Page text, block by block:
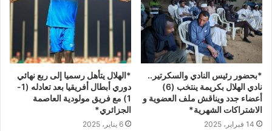
*بحضور رئيس النادي والسكرتير..
نادي الهلال بكريمة ينتخب (6)
أعضاء جدد ويناقش ملف العضوية و
الاشتراكات الشهرية*
14 فبراير، 2025
*الهلال يتأهل رسميا إلى ربع نهائي
دوري أبطال أفريقيا بعد تعادله (1-
1) مع فريق مولودية العاصمة
الجزائري*
6 يناير، 2025